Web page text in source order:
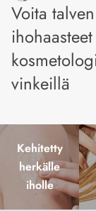
Voita talven
ihohaasteet
vinkeillä
Kehitetty
herkälle
iholle